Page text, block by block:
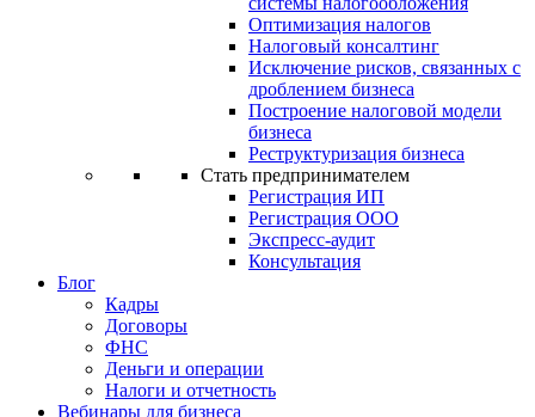
Оптимизация налогов
Налоговый консалтинг
Исключение рисков, связанных с
дроблением бизнеса
Построение налоговой модели
бизнеса
Реструктуризация бизнеса
Стать предпринимателем
Регистрация ИП
Регистрация ООО
Экспресс-аудит
Консультация
Блог
Кадры
Договоры
ФНС
Деньги и операции
Налоги и отчетность
Вебинары для бизнеса